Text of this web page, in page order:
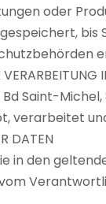
oder
bis
Bd Saint-
verarbeitet
DATEN
in den